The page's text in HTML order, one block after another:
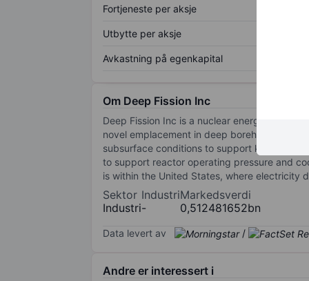
Fortjeneste per aksje
Utbytte per aksje
Avkastning på egenkapital
Om Deep Fission Inc
Deep Fission Inc is a nuclear energy
novel emplacement in deep boreholes
subsurface conditions to support key
to support reactor operating pressure and
is within the United States, where electricity
Sektor
Industri
Industri
-
Markedsverdi
0,512481652bn
Data levert av /
Andre er interessert i